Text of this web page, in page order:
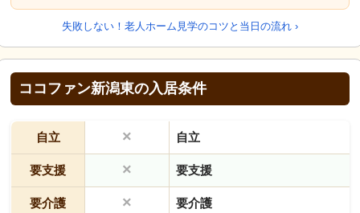
失敗しない！老人ホーム見学のコツと当日の流れ ›
ココファン新潟東の入居条件
自立 × 自立
要支援 × 要支援
要介護 × 要介護